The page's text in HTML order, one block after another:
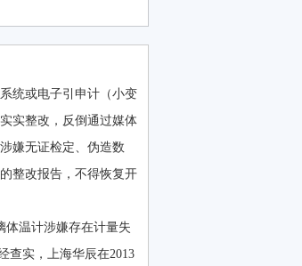
统或电子引申计（小变
实整改，反倒通过媒体
嫌无证检定、伪造数
整改报告，不得恢复开
体温计涉嫌存在计量失
查实，上海华辰在2013